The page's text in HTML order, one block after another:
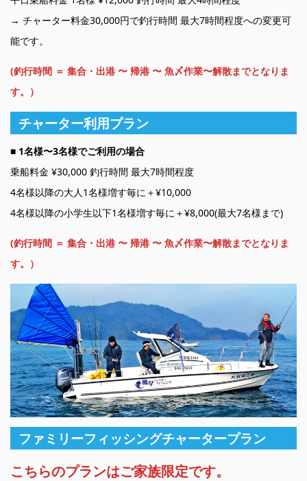
→ チャーター料金30,000円で釣行時間 最大7時間程度への変更可
能です。
(釣行時間 ＝ 集合・出港 〜 帰港 〜 魚〆作業〜解散までとなりま
す。）
チャーター利用プラン
■ 1名様〜3名様でご利用の場合
乗船料金 ¥30,000 釣行時間 最大7時間程度
4名様以降の大人1名様増す毎に＋¥10,000
4名様以降の小学生以下1名様増す毎に＋¥8,000(最大7名様まで)
(釣行時間 ＝ 集合・出港 〜 帰港 〜 魚〆作業〜解散までとなりま
す。）
ファミリーフィッシングチャータープラン
こちらのプランはご家族限定です。